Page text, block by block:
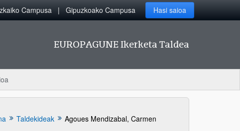
Campusa Gipuzkoako Campusa Hasi saioa
EUROPAGUNE Ikerketa Taldea
Taldekideak Agoues Mendizabal, Carmen